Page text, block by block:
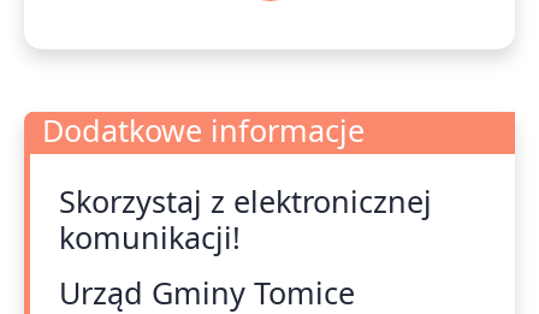
Dodatkowe informacje
Dodatkowe informacje
Skorzystaj z elektronicznej
komunikacji!
Urząd Gminy Tomice